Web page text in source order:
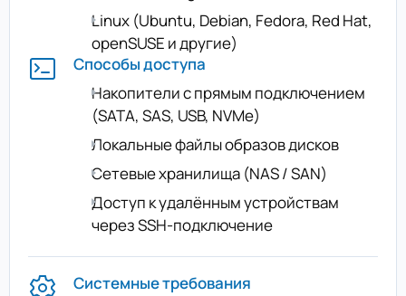
Linux (Ubuntu, Debian, Fedora, Red Hat,
openSUSE и другие)
Способы доступа
Накопители с прямым подключением
(SATA, SAS, USB, NVMe)
Локальные файлы образов дисков
Сетевые хранилища (NAS / SAN)
Доступ к удалённым устройствам
через SSH-подключение
Системные требования